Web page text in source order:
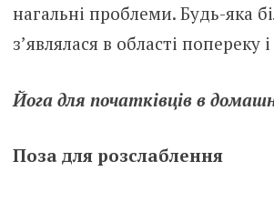
нагальні проблеми. Будь-яка
з’являлася в області попереку
Йога для початківців в
Поза для розслаблення